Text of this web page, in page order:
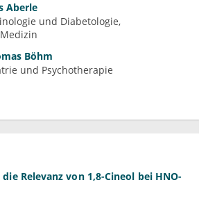
Aberle
und Diabetologie
Böhm
und Psychotherapie
Relevanz von 1,8-Cineol bei HNO-